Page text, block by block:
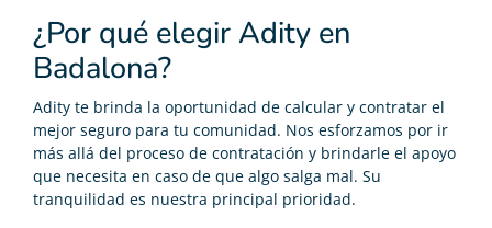
¿Por qué elegir Adity en
Badalona?
Adity te brinda la oportunidad de calcular y contratar el
mejor seguro para tu comunidad. Nos esforzamos por ir
más allá del proceso de contratación y brindarle el apoyo
que necesita en caso de que algo salga mal. Su
tranquilidad es nuestra principal prioridad.